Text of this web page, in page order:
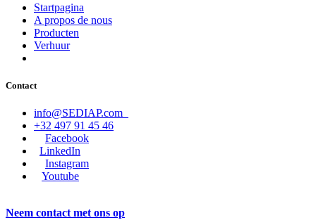
Startpagina
A propos de nous
Producten
Verhuur
Contact
info@SEDIAP.com
+32 497 91 45 46
Facebook
LinkedIn
Instagram
Youtube
Neem contact met ons op